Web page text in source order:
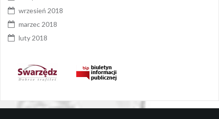
wrzesień 2018
marzec 2018
luty 2018